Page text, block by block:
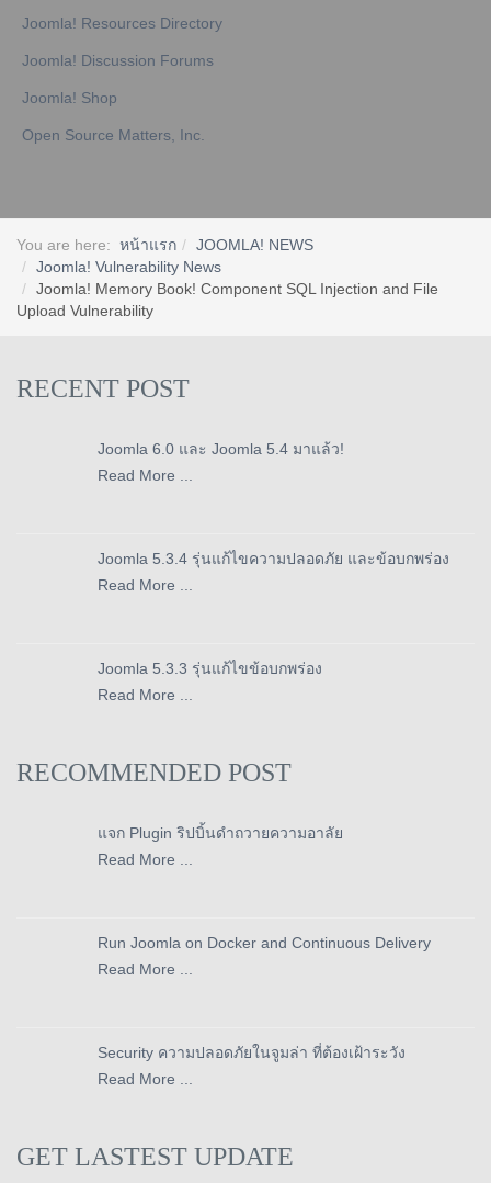
Joomla! Resources Directory
Joomla! Discussion Forums
Joomla! Shop
Open Source Matters, Inc.
You are here: หน้าแรก
JOOMLA! NEWS
Joomla! Vulnerability News
Joomla! Memory Book! Component SQL Injection and File
Upload Vulnerability
RECENT POST
Joomla 6.0 และ Joomla 5.4 มาแล้ว!
Read More ...
Joomla 5.3.4 รุ่นแก้ไขความปลอดภัย และข้อบกพร่อง
Read More ...
Joomla 5.3.3 รุ่นแก้ไขข้อบกพร่อง
Read More ...
RECOMMENDED POST
แจก Plugin ริปบิ้นดำถวายความอาลัย
Read More ...
Run Joomla on Docker and Continuous Delivery
Read More ...
Security ความปลอดภัยในจูมล่า ที่ต้องเฝ้าระวัง
Read More ...
GET LASTEST UPDATE